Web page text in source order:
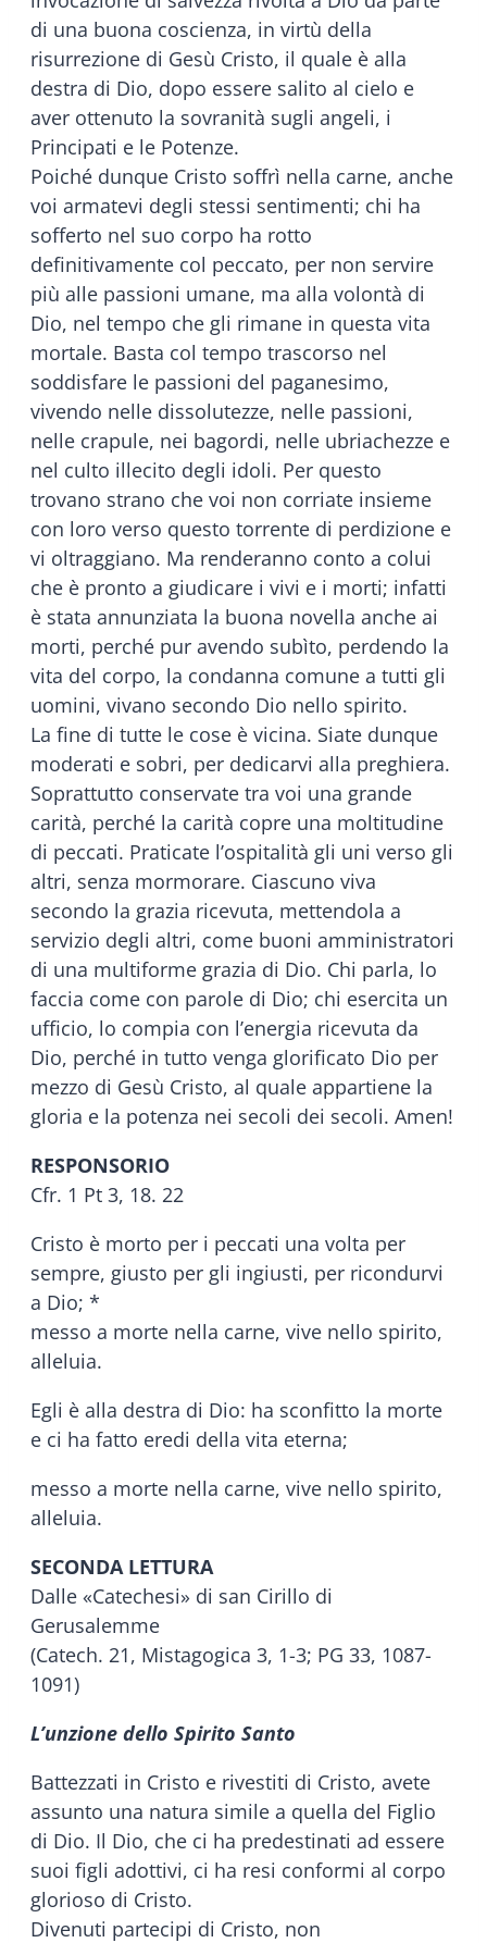
di una buona coscienza, in virtù della
risurrezione di Gesù Cristo, il quale è alla
destra di Dio, dopo essere salito al cielo e
aver ottenuto la sovranità sugli angeli, i
Principati e le Potenze.
Poiché dunque Cristo soffrì nella carne, anche
voi armatevi degli stessi sentimenti; chi ha
sofferto nel suo corpo ha rotto
definitivamente col peccato, per non servire
più alle passioni umane, ma alla volontà di
Dio, nel tempo che gli rimane in questa vita
mortale. Basta col tempo trascorso nel
soddisfare le passioni del paganesimo,
vivendo nelle dissolutezze, nelle passioni,
nelle crapule, nei bagordi, nelle ubriachezze e
nel culto illecito degli idoli. Per questo
trovano strano che voi non corriate insieme
con loro verso questo torrente di perdizione e
vi oltraggiano. Ma renderanno conto a colui
che è pronto a giudicare i vivi e i morti; infatti
è stata annunziata la buona novella anche ai
morti, perché pur avendo subìto, perdendo la
vita del corpo, la condanna comune a tutti gli
uomini, vivano secondo Dio nello spirito.
La fine di tutte le cose è vicina. Siate dunque
moderati e sobri, per dedicarvi alla preghiera.
Soprattutto conservate tra voi una grande
carità, perché la carità copre una moltitudine
di peccati. Praticate l’ospitalità gli uni verso gli
altri, senza mormorare. Ciascuno viva
secondo la grazia ricevuta, mettendola a
servizio degli altri, come buoni amministratori
di una multiforme grazia di Dio. Chi parla, lo
faccia come con parole di Dio; chi esercita un
ufficio, lo compia con l’energia ricevuta da
Dio, perché in tutto venga glorificato Dio per
mezzo di Gesù Cristo, al quale appartiene la
gloria e la potenza nei secoli dei secoli. Amen!
RESPONSORIO
Cfr. 1 Pt 3, 18. 22
Cristo è morto per i peccati una volta per
sempre, giusto per gli ingiusti, per ricondurvi
a Dio; *
messo a morte nella carne, vive nello spirito,
alleluia.
Egli è alla destra di Dio: ha sconfitto la morte
e ci ha fatto eredi della vita eterna;
messo a morte nella carne, vive nello spirito,
alleluia.
SECONDA LETTURA
Dalle «Catechesi» di san Cirillo di
Gerusalemme
(Catech. 21, Mistagogica 3, 1-3; PG 33, 1087-
1091)
L’unzione dello Spirito Santo
Battezzati in Cristo e rivestiti di Cristo, avete
assunto una natura simile a quella del Figlio
di Dio. Il Dio, che ci ha predestinati ad essere
suoi figli adottivi, ci ha resi conformi al corpo
glorioso di Cristo.
Divenuti partecipi di Cristo, non